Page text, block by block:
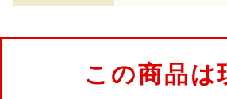
この商品は